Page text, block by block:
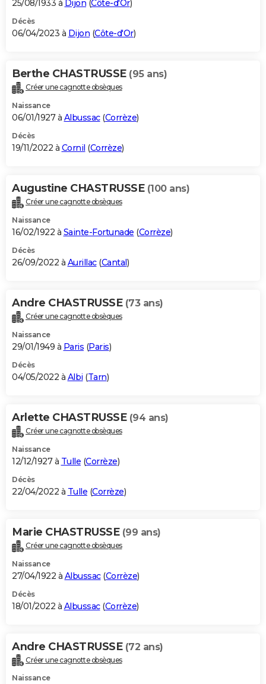
25/08/1933 à Dijon (Côte-d'Or)
Décès
06/04/2023 à Dijon (Côte-d'Or)
Berthe CHASTRUSSE (95 ans)
Créer une cagnotte obsèques
Naissance
06/01/1927 à Albussac(Corrèze)
Décès
19/11/2022 à Cornil (Corrèze)
Augustine CHASTRUSSE (100 ans)
Créer une cagnotte obsèques
Naissance
16/02/1922 à Sainte-Fortunade (Corrèze)
Décès
26/09/2022 à Aurillac(Cantal)
Andre CHASTRUSSE (73 ans)
Créer une cagnotte obsèques
Naissance
29/01/1949 à Paris (Paris)
Décès
04/05/2022 à Albi (Tarn)
Arlette CHASTRUSSE (94 ans)
Créer une cagnotte obsèques
Naissance
12/12/1927 à Tulle (Corrèze)
Décès
22/04/2022 à Tulle (Corrèze)
Marie CHASTRUSSE (99 ans)
Créer une cagnotte obsèques
Naissance
27/04/1922 à Albussac(Corrèze)
Décès
18/01/2022 à Albussac(Corrèze)
Andre CHASTRUSSE (72 ans)
Créer une cagnotte obsèques
Naissance